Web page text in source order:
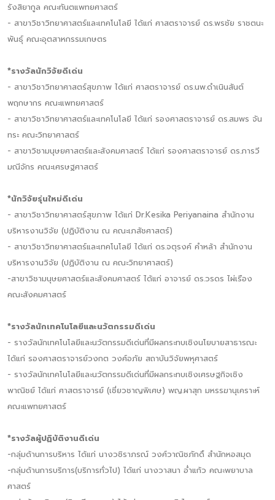
รังสิยากูล คณะทันตแพทยศาสตร์
- สาขาวิชาวิทยาศาสตร์และเทคโนโลยี ได้แก่ ศาสตราจารย์ ดร.พรชัย ราชตนะ
พันธุ์ คณะอุตสาหกรรมเกษตร
*รางวัลนักวิจัยดีเด่น
- สาขาวิชาวิทยาศาสตร์สุขภาพ ได้แก่ ศาสตราจารย์ ดร.นพ.ดำเนินสันต์
พฤกษากร คณะแพทยศาสตร์
- สาขาวิชาวิทยาศาสตร์และเทคโนโลยี ได้แก่ รองศาสตราจารย์ ดร.สมพร จัน
ทระ คณะวิทยาศาสตร์
- สาขาวิชามนุษยศาสตร์และสังคมศาสตร์ ได้แก่ รองศาสตราจารย์ ดร.ภารวี
มณีจักร คณะเศรษฐศาสตร์
*นักวิจัยรุ่นใหม่ดีเด่น
- สาขาวิชาวิทยาศาสตร์สุขภาพ ได้แก่ Dr.Kesika Periyanaina สำนักงาน
บริหารงานวิจัย (ปฏิบัติงาน ณ คณะเภสัชศาสตร์)
- สาขาวิชาวิทยาศาสตร์และเทคโนโลยี ได้แก่ ดร.จตุรงค์ คำหล้า สำนักงาน
บริหารงานวิจัย (ปฏิบัติงาน ณ คณะวิทยาศาสตร์)
-สาขาวิชามนุษยศาสตร์และสังคมศาสตร์ ได้แก่ อาจารย์ ดร.วรดร ไผ่เรือง
คณะสังคมศาสตร์
*รางวัลนักเทคโนโลยีและนวัตกรรมดีเด่น
- รางวัลนักเทคโนโลยีและนวัตกรรมดีเด่นที่มีผลกระทบเชิงนโยบายสาธารณะ
ได้แก่ รองศาสตราจารย์วงกต วงศ์อภัย สถาบันวิจัยพหุศาสตร์
- รางวัลนักเทคโนโลยีและนวัตกรรมดีเด่นที่มีผลกระทบเชิงเศรษฐกิจเชิง
พาณิชย์ ได้แก่ ศาสตราจารย์ (เชี่ยวชาญพิเศษ) พญ.ผาสุก มหรรฆานุเคราะห์
คณะแพทยศาสตร์
*รางวัลผู้ปฏิบัติงานดีเด่น
-กลุ่มด้านการบริหาร ได้แก่ นางวชิราภรณ์ วงศ์วาณิชภักดิ์ สำนักหอสมุด
-กลุ่มด้านการบริการ(บริการทั่วไป) ได้แก่ นางวาสนา อ่ำแก้ว คณะพยาบาล
ศาสตร์